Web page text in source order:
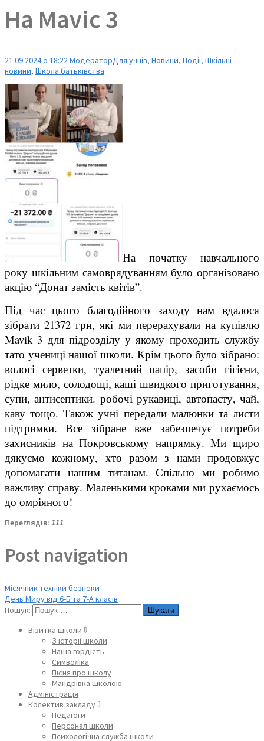
На Mavic 3
21.09.2024 о 18:22МодераторДля учнів, Новини, Події, Шкільні
новини, Школа батьківства
На початку навчального
року шкільним самоврядуванням було організовано
акцію “Донат замість квітів”.
Під час цього благодійного заходу нам вдалося
зібрати 21372 грн, які ми перерахували на купівлю
Mavik 3 для підрозділу у якому проходить службу
тато учениці нашої школи. Крім цього було зібрано:
вологі серветки, туалетний папір, засоби гігієни,
рідке мило, солодощі, каші швидкого приготування,
супи, антисептики. робочі рукавиці, автопасту, чай,
каву тощо. Також учні передали малюнки та листи
підтримки. Все зібране вже забезпечує потреби
захисників на Покровському напрямку. Ми щиро
дякуємо кожному, хто разом з нами продовжує
допомагати нашим титанам. Спільно ми робимо
важливу справу. Маленькими кроками ми рухаємось
до омріяного!
Переглядів: 111
Post navigation
Місячник техніки безпеки
День Миру від 6-Б та 7-А класів
Пошук:
Візитка школи⇩
З історії школи
Наша гордість
Символіка
Пісня про школу
Мандрівка школою
Адміністрація
Колектив закладу⇩
Педагоги
Персонал школи
Психологічна служба школи